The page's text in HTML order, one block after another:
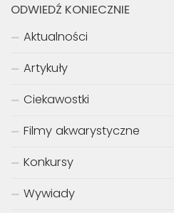
ODWIEDŹ KONIECZNIE
Aktualności
Artykuły
Ciekawostki
Filmy akwarystyczne
Konkursy
Wywiady